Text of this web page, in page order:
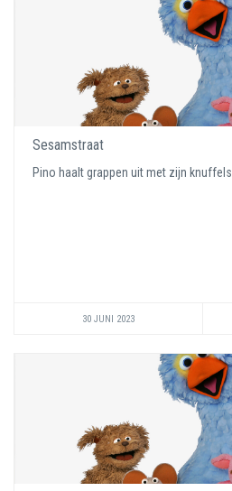
Sesamstraat
Pino haalt grappen uit met zijn knuffels.
30 JUNI 2023